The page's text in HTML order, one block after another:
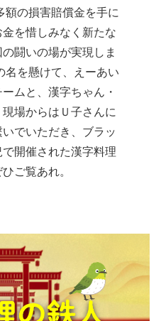
額の損害賠償金を手に
を惜しみなく新たな
闘いの場が実現しま
名を懸けて、えーあい
ムと、漢字ちゃん・
場からはＵ子さんに
でいただき、ブラッ
開催された漢字料理
ご覧あれ。